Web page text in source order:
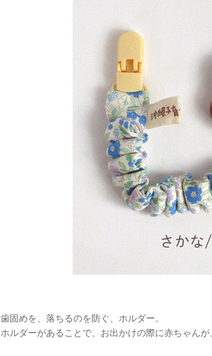
歯固めを、落ちるのを防ぐ、ホルダー。
ホルダーがあることで、お出かけの際に赤ちゃん